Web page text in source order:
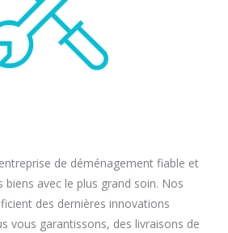
de déménagement fiable et
biens avec le plus grand soin. Nos
des dernières innovations
vous garantissons, des livraisons de